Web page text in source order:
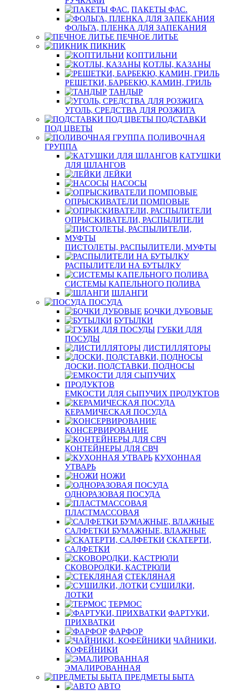
ПАКЕТЫ ФАС.
ФОЛЬГА, ПЛЕНКА ДЛЯ ЗАПЕКАНИЯ
ПЕЧНОЕ ЛИТЬЕ
ПИКНИК
КОПТИЛЬНИ
КОТЛЫ, КАЗАНЫ
РЕШЕТКИ, БАРБЕКЮ, КАМИН, ГРИЛЬ
ТАНДЫР
УГОЛЬ, СРЕДСТВА ДЛЯ РОЗЖИГА
ПОДСТАВКИ
ПОД ЦВЕТЫ
ПОЛИВОЧНАЯ
ГРУППА
КАТУШКИ
ДЛЯ ШЛАНГОВ
ЛЕЙКИ
НАСОСЫ
ОПРЫСКИВАТЕЛИ ПОМПОВЫЕ
ОПРЫСКИВАТЕЛИ, РАСПЫЛИТЕЛИ
ПИСТОЛЕТЫ, РАСПЫЛИТЕЛИ, МУФТЫ
РАСПЫЛИТЕЛИ НА БУТЫЛКУ
СИСТЕМЫ КАПЕЛЬНОГО ПОЛИВА
ШЛАНГИ
ПОСУДА
БОЧКИ ДУБОВЫЕ
БУТЫЛКИ
ГУБКИ ДЛЯ
ПОСУДЫ
ДИСТИЛЛЯТОРЫ
ДОСКИ, ПОДСТАВКИ, ПОДНОСЫ
ЕМКОСТИ ДЛЯ СЫПУЧИХ ПРОДУКТОВ
КЕРАМИЧЕСКАЯ ПОСУДА
КОНСЕРВИРОВАНИЕ
КОНТЕЙНЕРЫ ДЛЯ СВЧ
КУХОННАЯ
УТВАРЬ
НОЖИ
ОДНОРАЗОВАЯ ПОСУДА
ПЛАСТМАССОВАЯ
САЛФЕТКИ БУМАЖНЫЕ, ВЛАЖНЫЕ
СКАТЕРТИ,
САЛФЕТКИ
СКОВОРОДКИ, КАСТРЮЛИ
СТЕКЛЯНАЯ
СУШИЛКИ,
ЛОТКИ
ТЕРМОС
ФАРТУКИ,
ПРИХВАТКИ
ФАРФОР
ЧАЙНИКИ,
КОФЕЙНИКИ
ЭМАЛИРОВАННАЯ
ПРЕДМЕТЫ БЫТА
АВТО